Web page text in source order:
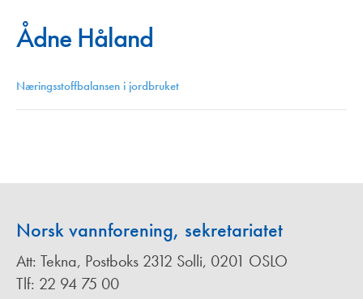
Ådne Håland
Næringsstoffbalansen i jordbruket
Norsk vannforening, sekretariatet
Att: Tekna, Postboks 2312 Solli, 0201 OSLO
Tlf: 22 94 75 00